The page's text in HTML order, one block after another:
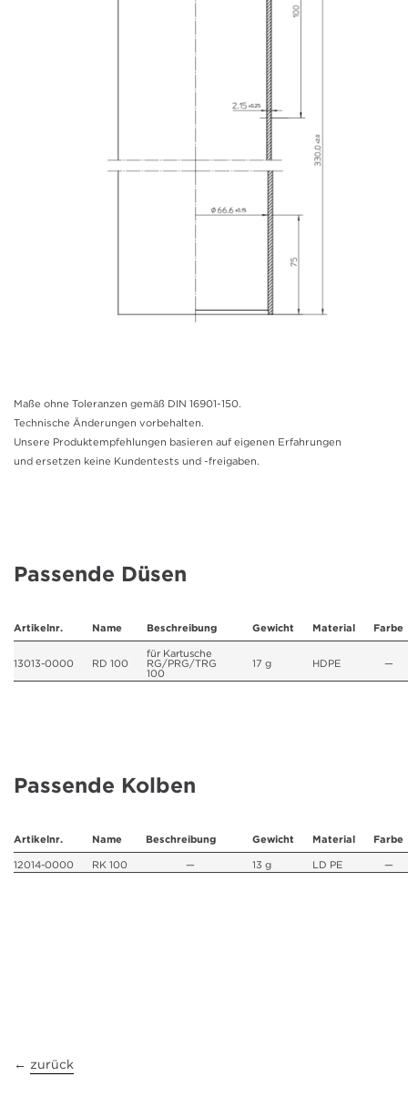
Maße ohne Toleranzen gemäß DIN 16901-150.
Technische Änderungen vorbehalten.
Unsere Produktempfehlungen basieren auf eigenen Erfahrungen
und ersetzen keine Kundentests und -freigaben.
Passende Düsen
Artikelnr. Name Beschreibung Gewicht Material Farbe
13013-0000 RD 100
für Kartusche
RG/PRG/TRG
100
17 g HDPE —
Passende Kolben
Artikelnr. Name Beschreibung Gewicht Material
Farbe
12014-0000
RK 100 — 13 g LD PE —
← zurück